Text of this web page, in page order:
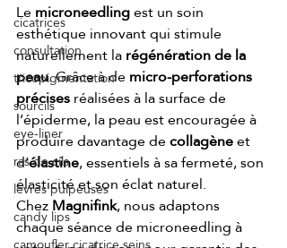
cicatrices
consultation
tricopigmentation
sourcils
eye-liner
ras de cils
lèvres pulpeuses
candy lips
Le microneedling est un soin
esthétique innovant qui stimule
naturellement la régénération de la
peau. Grâce à de micro-perforations
précises réalisées à la surface de
l’épiderme, la peau est encouragée à
produire davantage de collagène et
d’élastine, essentiels à sa fermeté, son
élasticité et son éclat naturel.
Chez Magnifink, nous adaptons
chaque séance de microneedling à